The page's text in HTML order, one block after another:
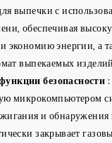
выпечки с
обеспечивая
экономию энергии, а
выпекаемых
безопасности
микрокомпьютером
и обнаружения
закрывает